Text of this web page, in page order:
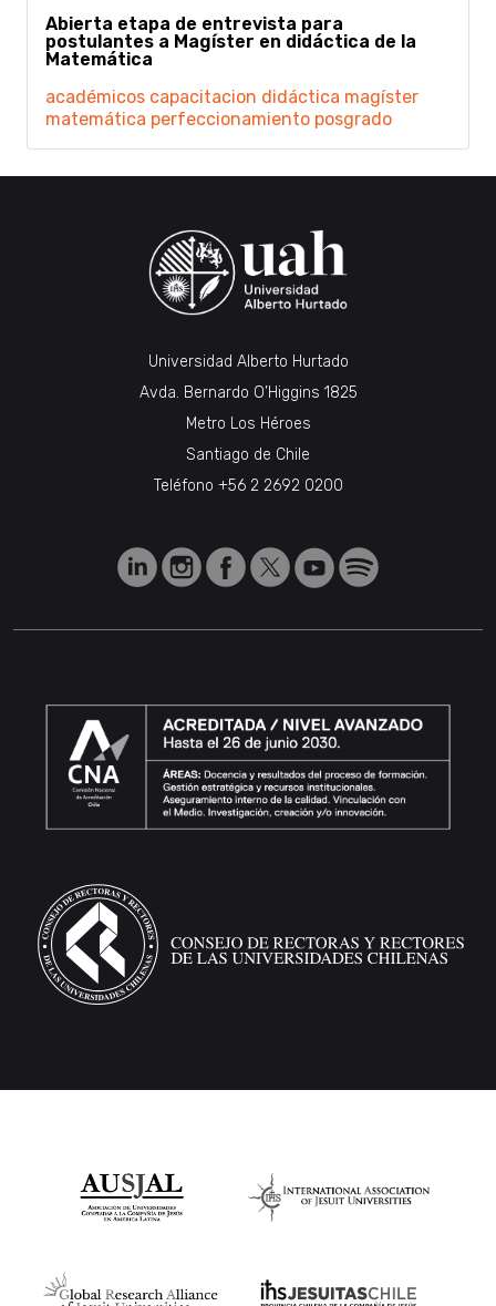
Abierta etapa de entrevista para
postulantes a Magíster en didáctica de la
Matemática
académicos capacitacion didáctica magíster
matemática perfeccionamiento posgrado
Universidad Alberto Hurtado
Avda. Bernardo O’Higgins 1825
Metro Los Héroes
Santiago de Chile
Teléfono +56 2 2692 0200